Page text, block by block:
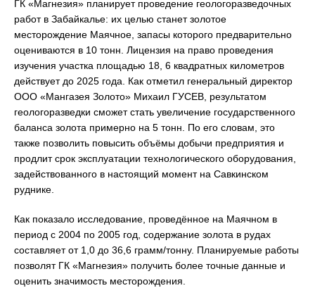
ГК «Магнезия» планирует проведение геологоразведочных
работ в Забайкалье: их целью станет золотое
месторождение Маячное, запасы которого предварительно
оцениваются в 10 тонн. Лицензия на право проведения
изучения участка площадью 18, 6 квадратных километров
действует до 2025 года. Как отметил генеральный директор
ООО «Мангазея Золото» Михаил ГУСЕВ, результатом
геологоразведки сможет стать увеличение государственного
баланса золота примерно на 5 тонн. По его словам, это
также позволить повысить объёмы добычи предприятия и
продлит срок эксплуатации технологического оборудования,
задействованного в настоящий момент на Савкинском
руднике.
Как показало исследование, проведённое на Маячном в
период с 2004 по 2005 год, содержание золота в рудах
составляет от 1,0 до 36,6 грамм/тонну. Планируемые работы
позволят ГК «Магнезия» получить более точные данные и
оценить значимость месторождения.